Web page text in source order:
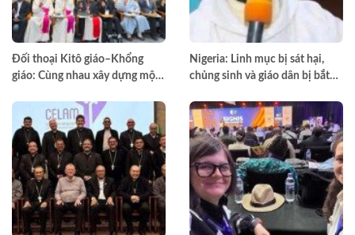
Đối thoại Kitô giáo–Khổng
giáo: Cùng nhau xây dựng một
Nigeria: Linh mục bị sát hại,
chủng sinh và giáo dân bị bắt